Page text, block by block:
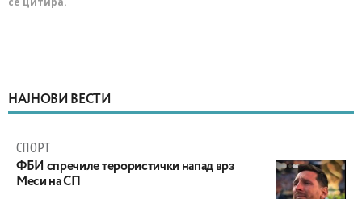
НАЈНОВИ ВЕСТИ
СПОРТ
ФБИ спречиле терористички напад врз
Меси на СП